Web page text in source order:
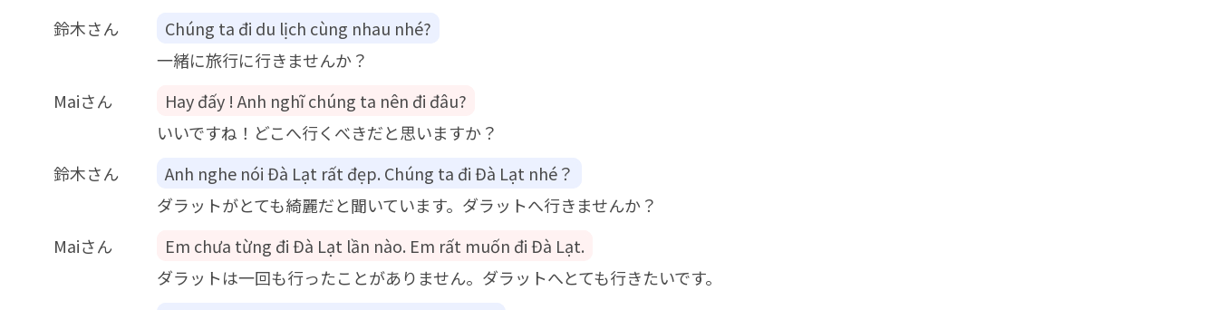
鈴木さん
Chúng ta đi du lịch cùng nhau nhé?
一緒に旅行に行きませんか？
Maiさん
Hay đấy ! Anh nghĩ chúng ta nên đi đâu?
いいですね！どこへ行くべきだと思いますか？
鈴木さん
Anh nghe nói Đà Lạt rất đẹp. Chúng ta đi Đà Lạt nhé？
ダラットがとても綺麗だと聞いています。ダラットへ行きませんか？
Maiさん
Em chưa từng đi Đà Lạt lần nào. Em rất muốn đi Đà Lạt.
ダラットは一回も行ったことがありません。ダラットへとても行きたいです。